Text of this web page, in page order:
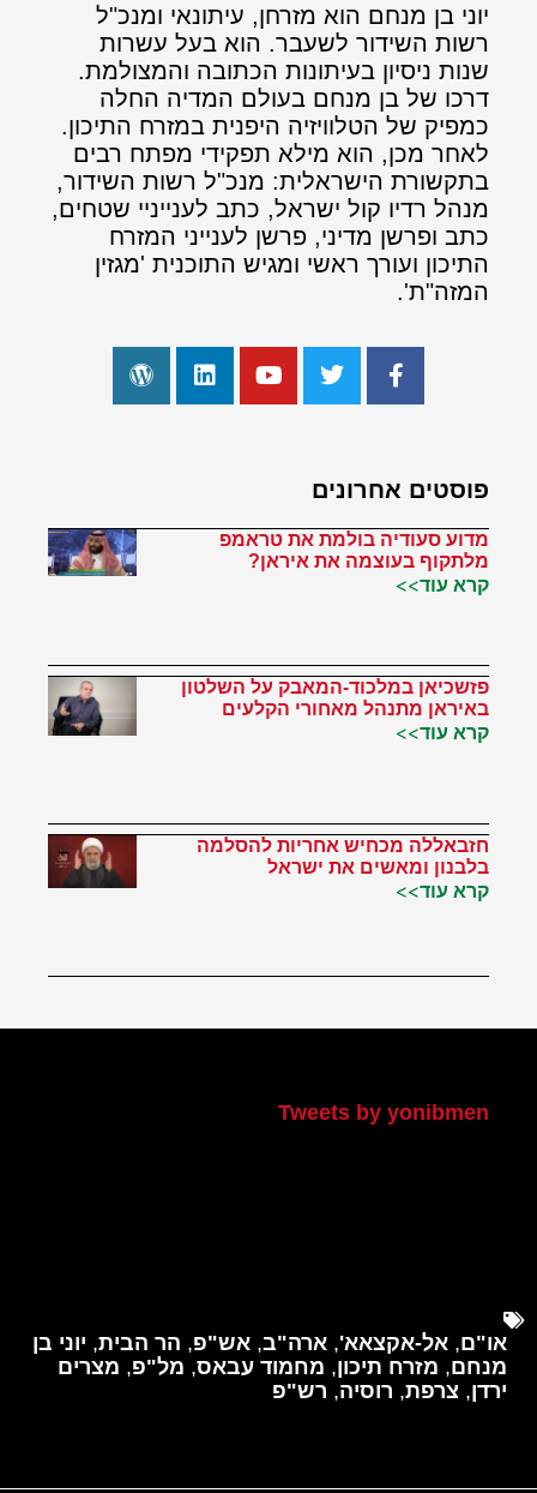
יוני בן מנחם הוא מזרחן, עיתונאי ומנכ"ל
רשות השידור לשעבר. הוא בעל עשרות
שנות ניסיון בעיתונות הכתובה והמצולמת.
דרכו של בן מנחם בעולם המדיה החלה
כמפיק של הטלוויזיה היפנית במזרח התיכון.
לאחר מכן, הוא מילא תפקידי מפתח רבים
בתקשורת הישראלית: מנכ"ל רשות השידור,
מנהל רדיו קול ישראל, כתב לענייניי שטחים,
כתב ופרשן מדיני, פרשן לענייני המזרח
התיכון ועורך ראשי ומגיש התוכנית 'מגזין
המזה"ת'.
פוסטים אחרונים
מדוע סעודיה בולמת את טראמפ
מלתקוף בעוצמה את איראן?
קרא עוד>>
פזשכיאן במלכוד-המאבק על השלטון
באיראן מתנהל מאחורי הקלעים
קרא עוד>>
חזבאללה מכחיש אחריות להסלמה
בלבנון ומאשים את ישראל
קרא עוד>>
Tweets by yonibmen
או"ם, אל-אקצאא', ארה"ב, אש"פ, הר הבית, יוני בן
מנחם, מזרח תיכון, מחמוד עבאס, מל"פ, מצרים
ירדן, צרפת, רוסיה, רש"פ